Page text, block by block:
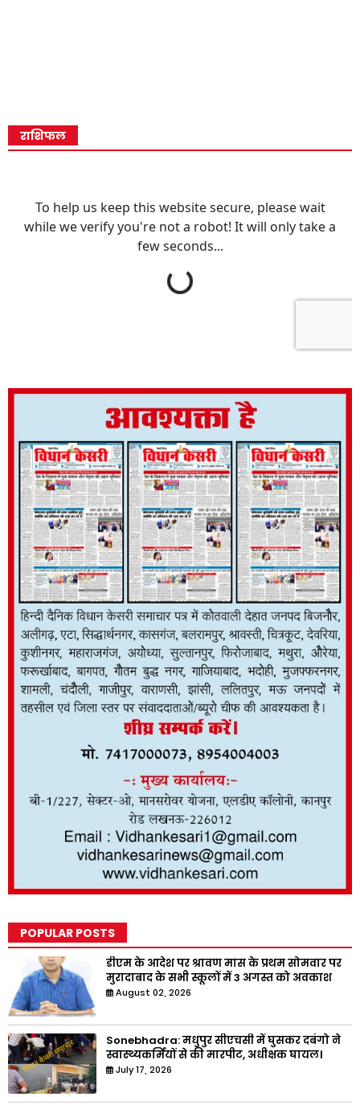
राशिफल
POPULAR POSTS
डीएम के आदेश पर श्रावण मास के प्रथम सोमवार पर
मुरादाबाद के सभी स्कूलों में 3 अगस्त को अवकाश
August 02, 2026
Sonebhadra: मधुपुर सीएचसी में घुसकर दबंगो ने
स्वास्थ्यकर्मियों से की मारपीट, अधीक्षक घायल।
July 17, 2026